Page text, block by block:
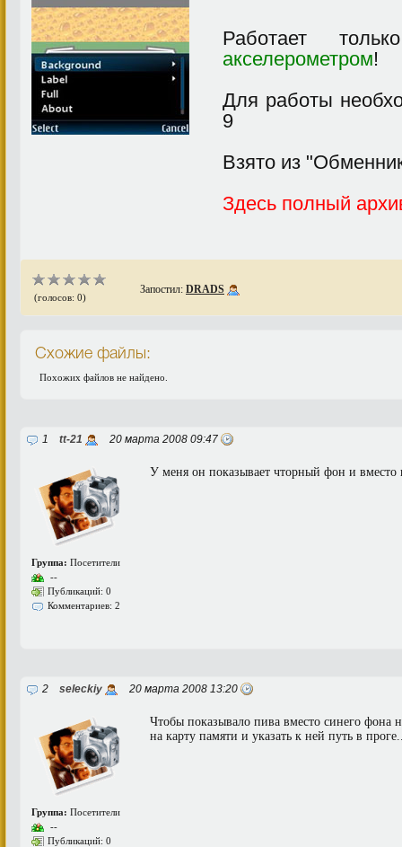
Работает
акселерометром!
Для работы
9
Взято из
Здесь полный
(голосов: 0)
Запостил: DRADS
Схожие файлы:
Похожих файлов не найдено.
1 tt-21 20 марта 2008 09:47
Группа: Посетители
--
Публикаций: 0
Комментариев: 2
У меня он показывает чторный фон и вместо
2 seleckiy 20 марта 2008 13:20
Группа: Посетители
--
Публикаций: 0
Чтобы показывало пива вместо синего фона
на карту памяти и указать к ней путь в